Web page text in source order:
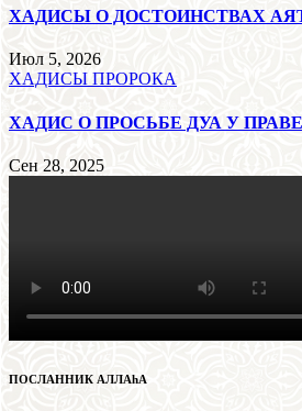
ХАДИСЫ О ДОСТОИНСТВАХ
Июл 5, 2026
ХАДИСЫ ПРОРОКА
ХАДИС О ПРОСЬБЕ ДУА У
Сен 28, 2025
ПОСЛАННИК АЛЛАhА